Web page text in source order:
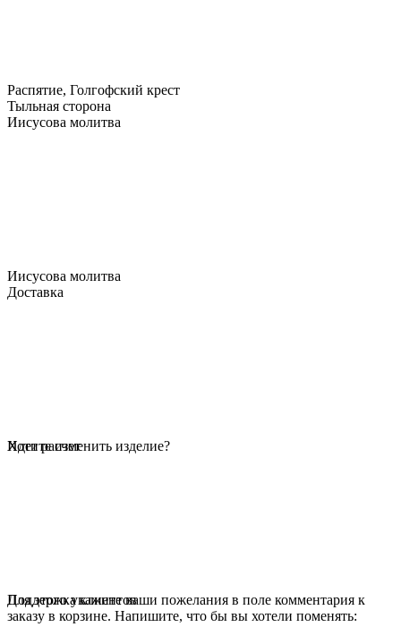
Распятие, Голгофский крест
Тыльная сторона
Иисусова молитва
Иисусова молитва
Доставка
Идет расчет
Хотите изменить изделие?
Для этого укажите ваши пожелания в поле комментария к
заказу в корзине. Напишите, что бы вы хотели поменять:
Поддержка клиентов